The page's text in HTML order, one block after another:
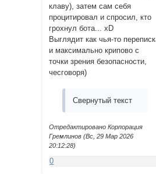
клаву), затем сам себя
процитировал и спросил, кто
грохнул бота... xD
Выглядит как чья-то
и максимально крипово с
точки зрения безопасности,
чесговоря)
Свернутый текст
Отредактировано Корпорация
Гремлинов (Вс, 29 Мар 2026
20:12:28)
0